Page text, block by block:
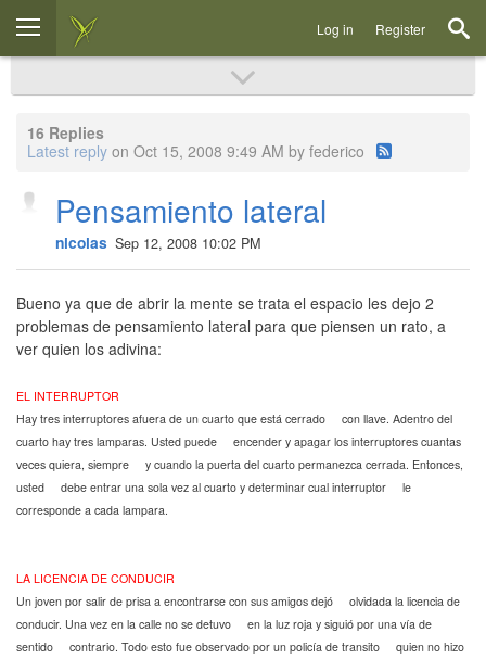
Log in Register
16 Replies
Latest reply on Oct 15, 2008 9:49 AM by federico
Pensamiento lateral
nicolas Sep 12, 2008 10:02 PM
Bueno ya que de abrir la mente se trata el espacio les dejo 2
problemas de pensamiento lateral para que piensen un rato, a
ver quien los adivina:
EL INTERRUPTOR
Hay tres interruptores afuera de un cuarto que está cerrado con llave. Adentro del
cuarto hay tres lamparas. Usted puede encender y apagar los interruptores cuantas
veces quiera, siempre y cuando la puerta del cuarto permanezca cerrada. Entonces,
usted debe entrar una sola vez al cuarto y determinar cual interruptor le
corresponde a cada lampara.
LA LICENCIA DE CONDUCIR
Un joven por salir de prisa a encontrarse con sus amigos dejó olvidada la licencia de
conducir. Una vez en la calle no se detuvo en la luz roja y siguió por una vía de
sentido contrario. Todo esto fue observado por un policía de transito quien no hizo